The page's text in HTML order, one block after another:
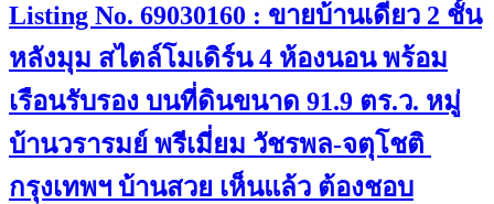
Listing No. 69030160 : ขายบ้านเดี่ยว 2 ชั้น
หลังมุม สไตล์โมเดิร์น 4 ห้องนอน พร้อม
เรือนรับรอง บนที่ดินขนาด 91.9 ตร.ว. หมู่
บ้านวรารมย์ พรีเมี่ยม วัชรพล-จตุโชติ
กรุงเทพฯ บ้านสวย เห็นแล้ว ต้องชอบ